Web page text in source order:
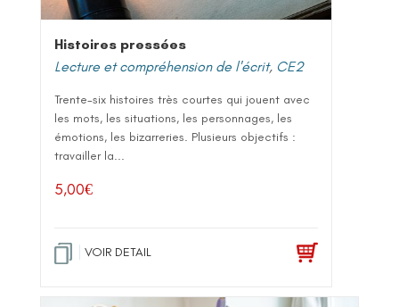
Histoires pressées
Lecture et compréhension de l'écrit, CE2
Trente-six histoires très courtes qui jouent avec
les mots, les situations, les personnages, les
émotions, les bizarreries. Plusieurs objectifs :
travailler la...
5,00€
VOIR DETAIL